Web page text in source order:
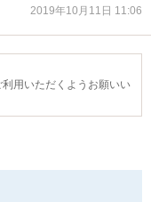
2019年10月11日 11:06
用いただくようお願いい